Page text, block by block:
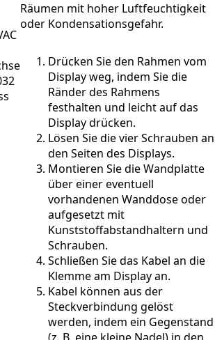
Räumen mit hoher Luftfeuchtigkeit
oder Kondensationsgefahr.
Drücken Sie den Rahmen vom
Display weg, indem Sie die
Ränder des Rahmens
festhalten und leicht auf das
Display drücken.
Lösen Sie die vier Schrauben an
den Seiten des Displays.
Montieren Sie die Wandplatte
über einer eventuell
vorhandenen Wanddose oder
aufgesetzt mit
Kunststoffabstandhaltern und
Schrauben.
Schließen Sie das Kabel an die
Klemme am Display an.
Kabel können aus der
Steckverbindung gelöst
werden, indem ein Gegenstand